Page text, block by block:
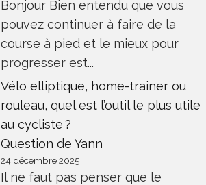
Bonjour Bien entendu que vous
pouvez continuer à faire de la
course à pied et le mieux pour
progresser est...
Vélo elliptique, home-trainer ou
rouleau, quel est l’outil le plus utile
au cycliste ?
Question de Yann
24 décembre 2025
Il ne faut pas penser que le